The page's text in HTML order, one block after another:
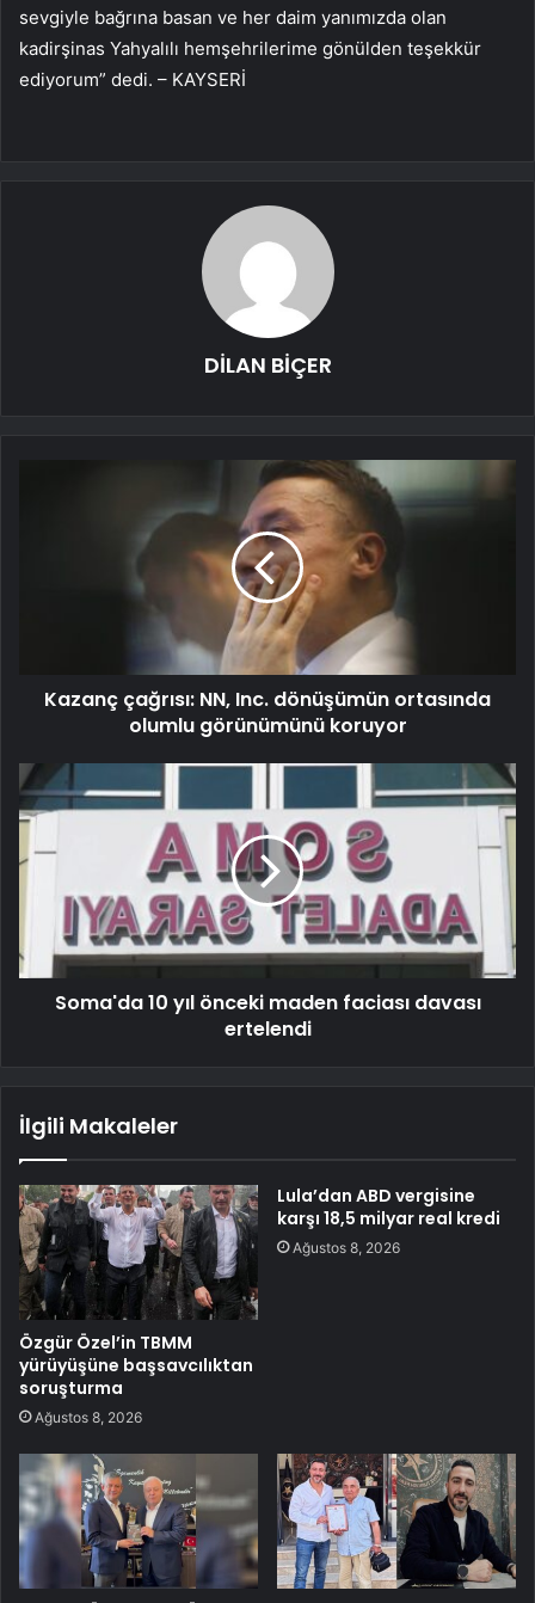
sevgiyle bağrına basan ve her daim yanımızda olan
kadirşinas Yahyalılı hemşehrilerime gönülden teşekkür
ediyorum” dedi. – KAYSERİ
DİLAN BİÇER
Kazanç çağrısı: NN, Inc. dönüşümün ortasında
olumlu görünümünü koruyor
Soma'da 10 yıl önceki maden faciası davası
ertelendi
İlgili Makaleler
Özgür Özel’in TBMM
yürüyüşüne başsavcılıktan
soruşturma
Ağustos 8, 2026
Lula’dan ABD vergisine
karşı 18,5 milyar real kredi
Ağustos 8, 2026